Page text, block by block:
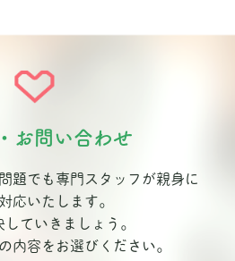
お問い合わせ
題でも専門スタッフが親身に
応いたします。
ていきましょう。
内容をお選びください。